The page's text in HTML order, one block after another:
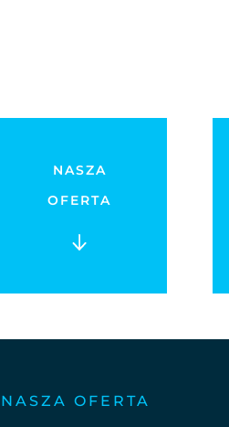
NASZA
OFERTA
NASZA OFERTA